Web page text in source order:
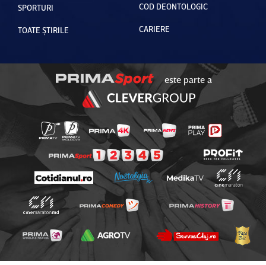
SPORTURI
TOATE ȘTIRILE
COD DEONTOLOGIC
CARIERE
este parte a